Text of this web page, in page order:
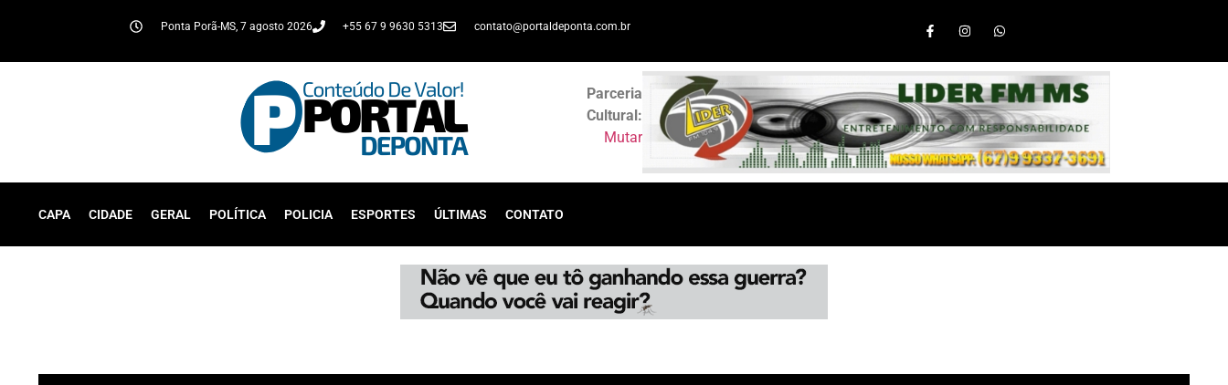
Ponta Porã-MS, 7 agosto 2026 +55 67 9 9630 5313 contato@portaldeponta.com.br
Parceria
Cultural:
Mutar
CAPA CIDADE GERAL POLÍTICA POLICIA ESPORTES ÚLTIMAS CONTATO